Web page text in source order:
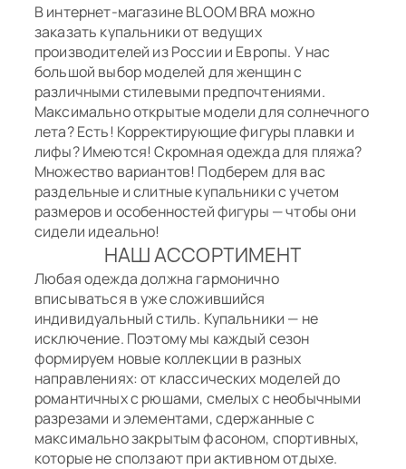
В интернет-магазине BLOOM BRA можно
заказать купальники от ведущих
производителей из России и Европы. У нас
большой выбор моделей для женщин с
различными стилевыми предпочтениями.
Максимально открытые модели для солнечного
лета? Есть! Корректирующие фигуры плавки и
лифы? Имеются! Скромная одежда для пляжа?
Множество вариантов! Подберем для вас
раздельные и слитные купальники с учетом
размеров и особенностей фигуры — чтобы они
сидели идеально!
НАШ АССОРТИМЕНТ
Любая одежда должна гармонично
вписываться в уже сложившийся
индивидуальный стиль. Купальники — не
исключение. Поэтому мы каждый сезон
формируем новые коллекции в разных
направлениях: от классических моделей до
романтичных с рюшами, смелых с необычными
разрезами и элементами, сдержанные с
максимально закрытым фасоном, спортивных,
которые не сползают при активном отдыхе.